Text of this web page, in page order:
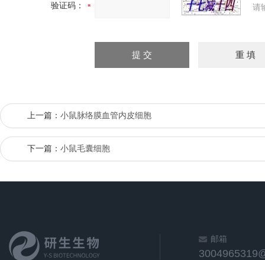
验证码： 请
上一篇： 小鼠脉络膜血管内皮细胞
下一篇： 小鼠毛囊细胞
邮箱